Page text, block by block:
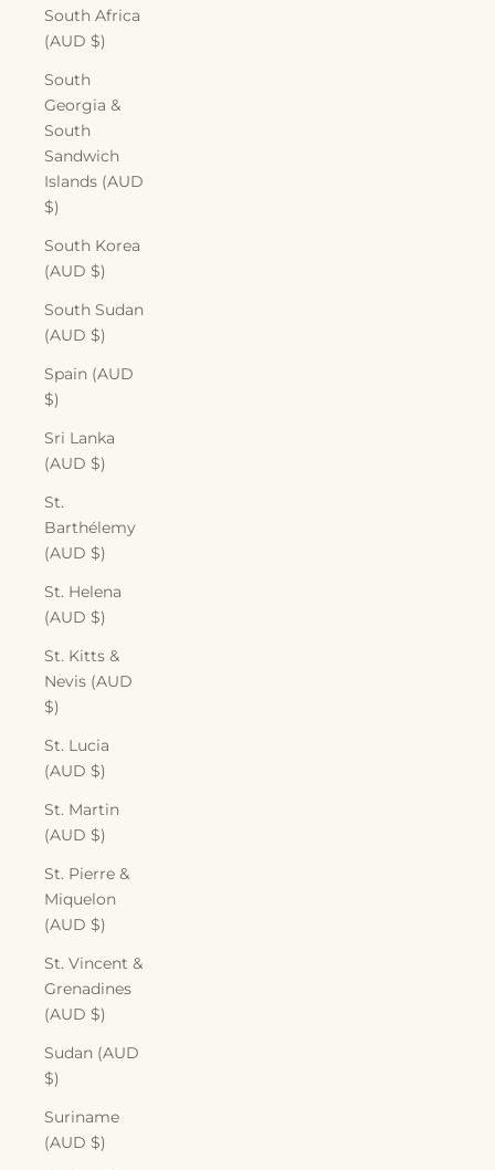
South Africa
(AUD $)
South
Georgia &
South
Sandwich
Islands (AUD
$)
South Korea
(AUD $)
South Sudan
(AUD $)
Spain (AUD
$)
Sri Lanka
(AUD $)
St.
Barthélemy
(AUD $)
St. Helena
(AUD $)
St. Kitts &
Nevis (AUD
$)
St. Lucia
(AUD $)
St. Martin
(AUD $)
St. Pierre &
Miquelon
(AUD $)
St. Vincent &
Grenadines
(AUD $)
Sudan (AUD
$)
Suriname
(AUD $)